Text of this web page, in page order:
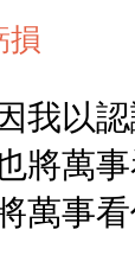
損
我以
將萬
事